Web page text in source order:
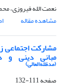
نعمت الله فیروزی،
مشاهده مقاله
مشارکت اجتماعی
مبانی دینی و
(مدظله‌العالی)
صفحه111-132